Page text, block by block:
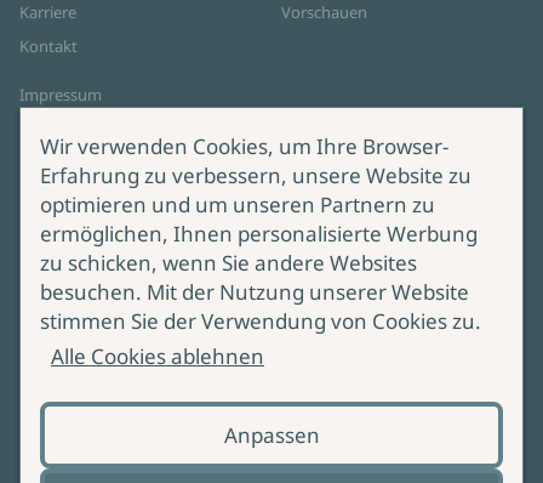
Karriere
Kontakt
Impressum
Cookie-Einstellungen
AGB Online Shop
Vorschauen
Service
Lieferung & Versand
Produktsicherheit
Bei Fragen zur Produktsicherheit
wenden Sie sich bitte an
Wir verwenden Cookies, um Ihre Browser-
Erfahrung zu verbessern, unsere Website zu
optimieren und um unseren Partnern zu
ermöglichen, Ihnen personalisierte Werbung
zu schicken, wenn Sie andere Websites
besuchen. Mit der Nutzung unserer Website
stimmen Sie der Verwendung von Cookies zu.
Alle Cookies ablehnen
Anpassen